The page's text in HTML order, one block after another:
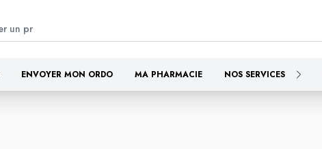
ENVOYER MON ORDO MA PHARMACIE NOS SERVICES